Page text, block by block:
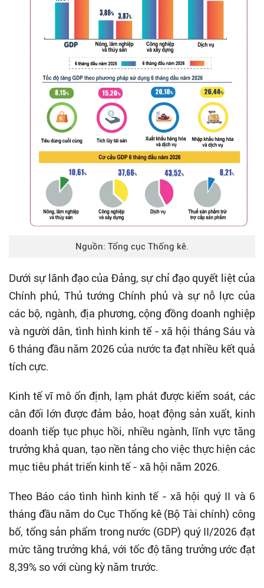
Nguồn: Tổng cục Thống kê.
Dưới sự lãnh đạo của Đảng, sự chỉ đạo quyết liệt của
Chính phủ, Thủ tướng Chính phủ và sự nỗ lực của
các bộ, ngành, địa phương, cộng đồng doanh nghiệp
và người dân, tình hình kinh tế - xã hội tháng Sáu và
6 tháng đầu năm 2026 của nước ta đạt nhiều kết quả
tích cực.
Kinh tế vĩ mô ổn định, lạm phát được kiểm soát, các
cân đối lớn được đảm bảo, hoạt động sản xuất, kinh
doanh tiếp tục phục hồi, nhiều ngành, lĩnh vực tăng
trưởng khả quan, tạo nền tảng cho việc thực hiện các
mục tiêu phát triển kinh tế - xã hội năm 2026.
Theo Báo cáo tình hình kinh tế - xã hội quý II và 6
tháng đầu năm do Cục Thống kê (Bộ Tài chính) công
bố, tổng sản phẩm trong nước (GDP) quý II/2026 đạt
mức tăng trưởng khá, với tốc độ tăng trưởng ước đạt
8,39% so với cùng kỳ năm trước.